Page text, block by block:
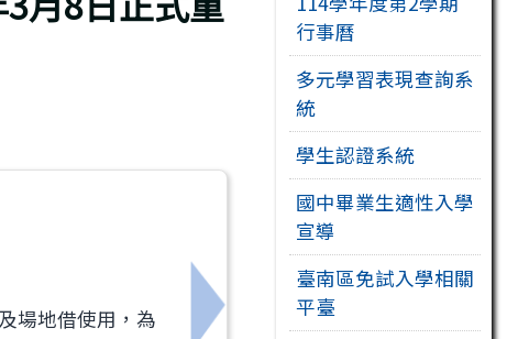
歡迎踴躍報名。
場地借使用，為
下一筆：「第 18 屆神腦原鄉踏查
行事曆
多元學習表現查詢系
統
學生認證系統
國中畢業生適性入學
宣導
臺南區免試入學相關
平臺